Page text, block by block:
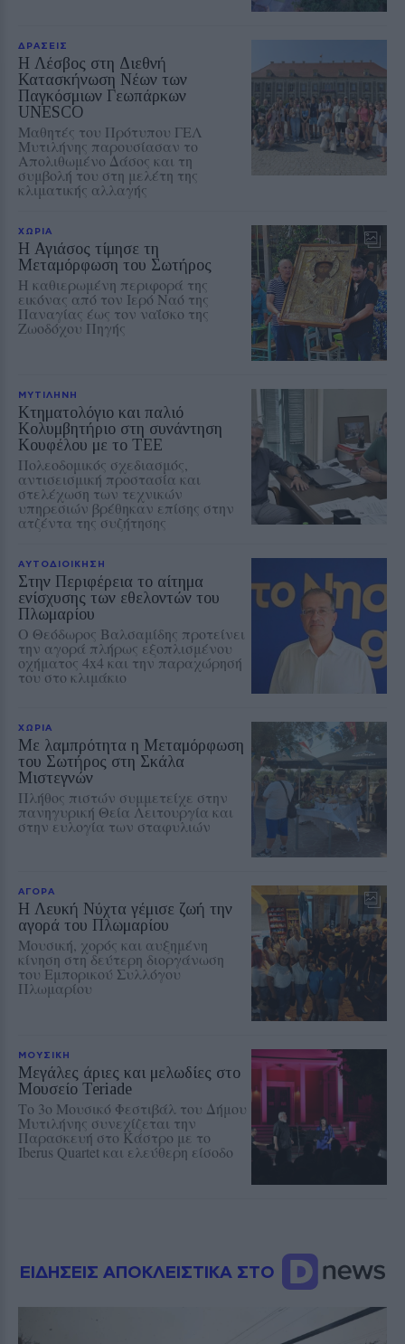
ΔΡΑΣΕΙΣ
Η Λέσβος στη Διεθνή
Κατασκήνωση Νέων των
Παγκόσμιων Γεωπάρκων
UNESCO
Μαθητές του Πρότυπου ΓΕΛ
Μυτιλήνης παρουσίασαν το
Απολιθωμένο Δάσος και τη
συμβολή του στη μελέτη της
κλιματικής αλλαγής
ΧΩΡΙΑ
Η Αγιάσος τίμησε τη
Μεταμόρφωση του Σωτήρος
Η καθιερωμένη περιφορά της
εικόνας από τον Ιερό Ναό της
Παναγίας έως τον ναΐσκο της
Ζωοδόχου Πηγής
ΜΥΤΙΛΗΝΗ
Κτηματολόγιο και παλιό
Κολυμβητήριο στη συνάντηση
Κουφέλου με το ΤΕΕ
Πολεοδομικός σχεδιασμός,
αντισεισμική προστασία και
στελέχωση των τεχνικών
υπηρεσιών βρέθηκαν επίσης στην
ατζέντα της συζήτησης
ΑΥΤΟΔΙΟΙΚΗΣΗ
Στην Περιφέρεια το αίτημα
ενίσχυσης των εθελοντών του
Πλωμαρίου
Ο Θεόδωρος Βαλσαμίδης προτείνει
την αγορά πλήρως εξοπλισμένου
οχήματος 4x4 και την παραχώρησή
του στο κλιμάκιο
ΧΩΡΙΑ
Με λαμπρότητα η Μεταμόρφωση
του Σωτήρος στη Σκάλα
Μιστεγνών
Πλήθος πιστών συμμετείχε στην
πανηγυρική Θεία Λειτουργία και
στην ευλογία των σταφυλιών
ΑΓΟΡΑ
Η Λευκή Νύχτα γέμισε ζωή την
αγορά του Πλωμαρίου
Μουσική, χορός και αυξημένη
κίνηση στη δεύτερη διοργάνωση
του Εμπορικού Συλλόγου
Πλωμαρίου
ΜΟΥΣΙΚΗ
Μεγάλες άριες και μελωδίες στο
Μουσείο Teriade
Το 3ο Μουσικό Φεστιβάλ του Δήμου
Μυτιλήνης συνεχίζεται την
Παρασκευή στο Κάστρο με το
Iberus Quartet και ελεύθερη είσοδο
ΕΙΔΗΣΕΙΣ ΑΠΟΚΛΕΙΣΤΙΚΑ ΣΤΟ